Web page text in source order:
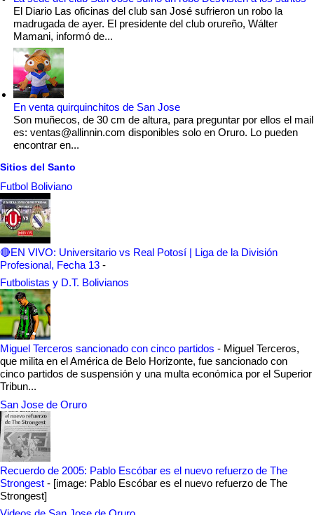
El Diario Las oficinas del club san José sufrieron un robo la
madrugada de ayer. El presidente del club orureño, Wálter
Mamani, informó de...
En venta quirquinchitos de San Jose
Son muñecos, de 30 cm de altura, para preguntar por ellos el mail
es: ventas@allinnin.com disponibles solo en Oruro. Lo pueden
encontrar en...
Sitios del Santo
Futbol Boliviano
🔴EN VIVO: Universitario vs Real Potosí | Liga de la División
Profesional, Fecha 13 -
Futbolistas y D.T. Bolivianos
Miguel Terceros sancionado con cinco partidos - Miguel Terceros,
que milita en el América de Belo Horizonte, fue sancionado con
cinco partidos de suspensión y una multa económica por el Superior
Tribun...
San Jose de Oruro
Recuerdo de 2005: Pablo Escóbar es el nuevo refuerzo de The
Strongest - [image: Pablo Escóbar es el nuevo refuerzo de The
Strongest]